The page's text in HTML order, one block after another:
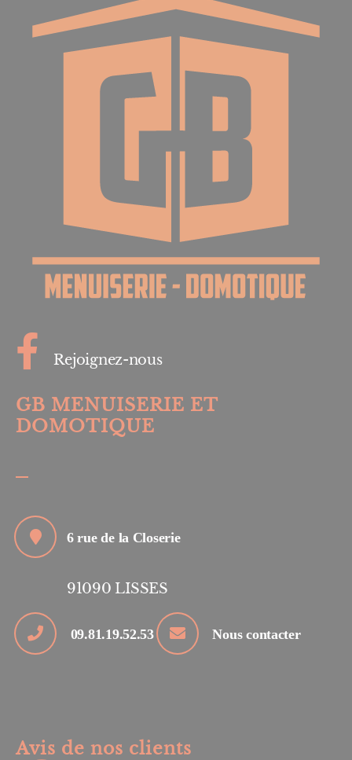
Rejoignez-nous
GB MENUISERIE ET
DOMOTIQUE
6 rue de la Closerie
91090 LISSES
09.81.19.52.53 Nous contacter
Avis de nos clients